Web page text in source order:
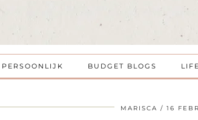
PERSOONLIJK BUDGET BLOGS
MARISCA 16